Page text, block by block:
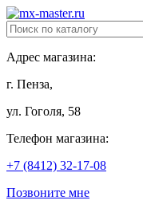
Адрес магазина:
г. Пенза,
ул. Гоголя, 58
Телефон магазина:
+7 (8412) 32-17-08
Позвоните мне